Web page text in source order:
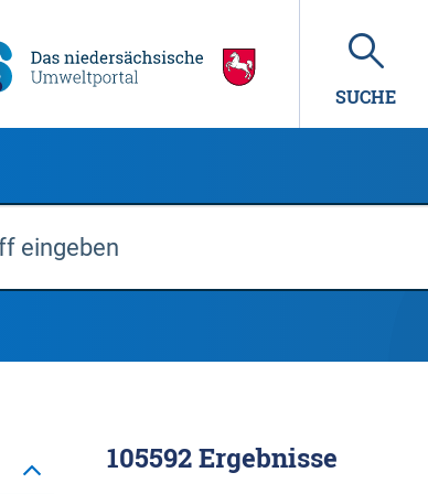
SUCHE
105592Ergebnisse